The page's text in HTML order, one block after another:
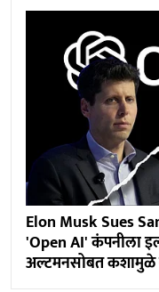
Elon Musk Sues
'Open AI' कंपनीला
अल्टमनसोबत